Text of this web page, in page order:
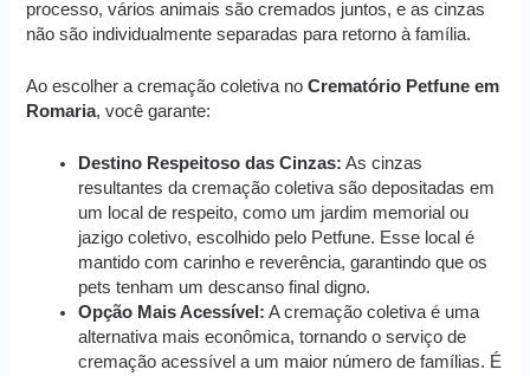
processo, vários animais são cremados juntos, e as cinzas
não são individualmente separadas para retorno à família.
Ao escolher a cremação coletiva noCrematório Petfune em
Romaria, você garante:
Destino Respeitoso das Cinzas: As cinzas
resultantes da cremação coletiva são depositadas em
um local de respeito, como um jardim memorial ou
jazigo coletivo, escolhido pelo Petfune. Esse local é
mantido com carinho e reverência, garantindo que os
pets tenham um descanso final digno.
Opção Mais Acessível: A cremação coletiva é uma
alternativa mais econômica, tornando o serviço de
cremação acessível a um maior número de famílias. É